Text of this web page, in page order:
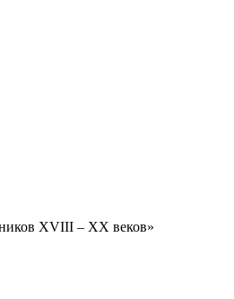
XVIII – XX веков»